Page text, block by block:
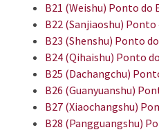
B21 (Weishu) Ponto do
B22 (Sanjiaoshu) Ponto
B23 (Shenshu) Ponto
B24 (Qihaishu) Ponto
B25 (Dachangchu)
B26 (Guanyuanshu)
B27 (Xiaochangshu)
B28 (Pangguangshu)